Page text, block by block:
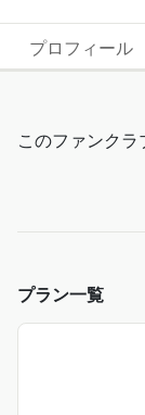
プロフィール
このファンクラ
プラン一覧